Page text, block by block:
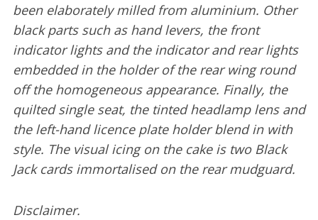
been elaborately milled from aluminium. Other
black parts such as hand levers, the front
indicator lights and the indicator and rear lights
embedded in the holder of the rear wing round
off the homogeneous appearance. Finally, the
quilted single seat, the tinted headlamp lens and
the left-hand licence plate holder blend in with
style. The visual icing on the cake is two Black
Jack cards immortalised on the rear mudguard.
Disclaimer.